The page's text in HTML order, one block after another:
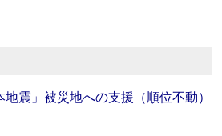
震」被災地への支援（順位不動）